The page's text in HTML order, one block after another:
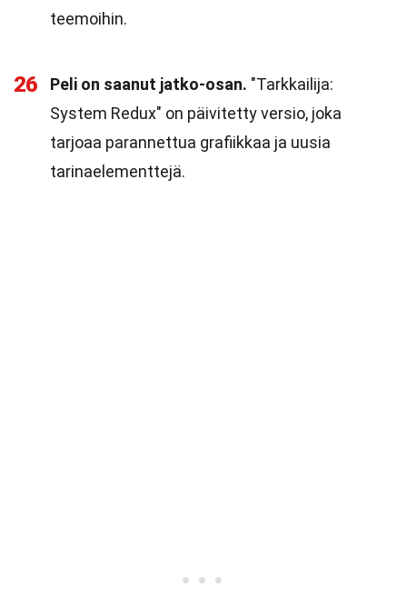
teemoihin.
26 Peli on saanut jatko-osan. "Tarkkailija:
System Redux" on päivitetty versio, joka
tarjoaa parannettua grafiikkaa ja uusia
tarinaelementtejä.